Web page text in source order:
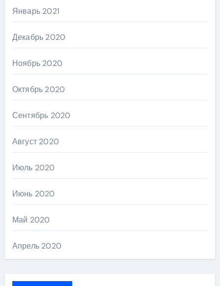
Январь 2021
Декабрь 2020
Ноябрь 2020
Октябрь 2020
Сентябрь 2020
Август 2020
Июль 2020
Июнь 2020
Май 2020
Апрель 2020